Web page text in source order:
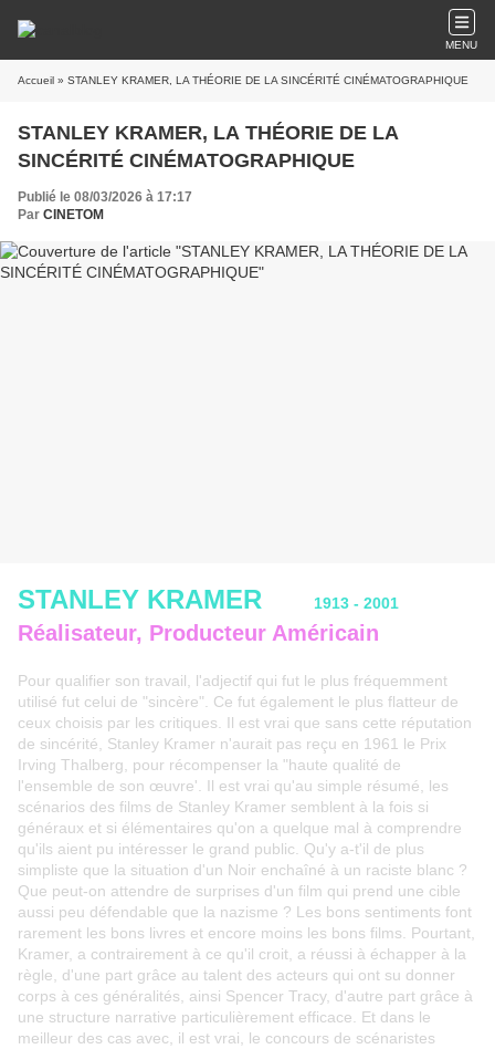
MENU
Accueil » STANLEY KRAMER, LA THÉORIE DE LA SINCÉRITÉ CINÉMATOGRAPHIQUE
STANLEY KRAMER, LA THÉORIE DE LA
SINCÉRITÉ CINÉMATOGRAPHIQUE
Publié le 08/03/2026 à 17:17
Par CINETOM
STANLEY KRAMER 1913 - 2001
Réalisateur, Producteur Américain
Pour qualifier son travail, l'adjectif qui fut le plus fréquemment
utilisé fut celui de "sincère". Ce fut également le plus flatteur de
ceux choisis par les critiques. Il est vrai que sans cette réputation
de sincérité, Stanley Kramer n'aurait pas reçu en 1961 le Prix
Irving Thalberg, pour récompenser la "haute qualité de
l'ensemble de son œuvre'. Il est vrai qu'au simple résumé, les
scénarios des films de Stanley Kramer semblent à la fois si
généraux et si élémentaires qu'on a quelque mal à comprendre
qu'ils aient pu intéresser le grand public. Qu'y a-t'il de plus
simpliste que la situation d'un Noir enchaîné à un raciste blanc ?
Que peut-on attendre de surprises d'un film qui prend une cible
aussi peu défendable que la nazisme ? Les bons sentiments font
rarement les bons livres et encore moins les bons films. Pourtant,
Kramer, a contrairement à ce qu'il croit, a réussi à échapper à la
règle, d'une part grâce au talent des acteurs qui ont su donner
corps à ces généralités, ainsi Spencer Tracy, d'autre part grâce à
une structure narrative particulièrement efficace. Et dans le
meilleur des cas avec, il est vrai, le concours de scénaristes